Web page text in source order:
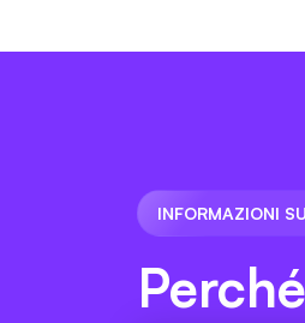
INFORMAZIONI